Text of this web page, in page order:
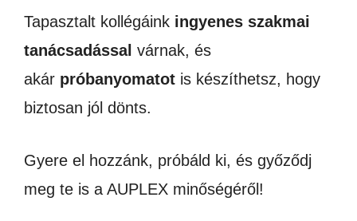
Tapasztalt kollégáink ingyenes szakmai
tanácsadással várnak, és
akár próbanyomatot is készíthetsz, hogy
biztosan jól dönts.
Gyere el hozzánk, próbáld ki, és győződj
meg te is a AUPLEX minőségéről!